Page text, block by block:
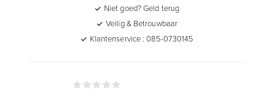
Niet goed? Geld terug
Veilig & Betrouwbaar
Klantenservice : 085-0730145